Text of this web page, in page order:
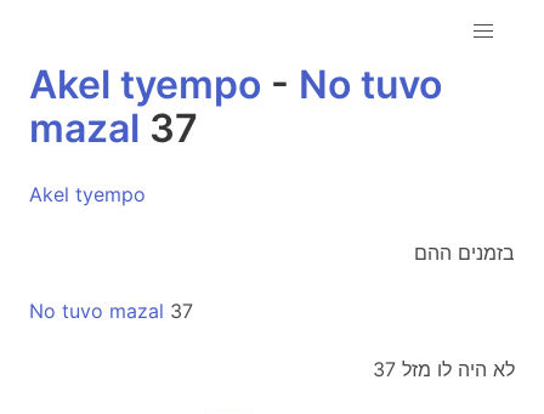
Akel tyempo - No tuvo
mazal 37
Akel tyempo
בזמנים ההם
No tuvo mazal 37
לא היה לו מזל 37